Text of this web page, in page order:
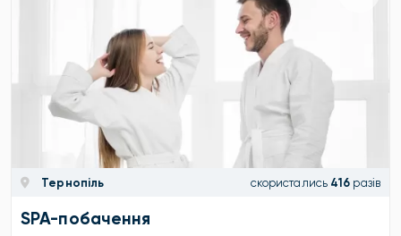
Тернопіль скористались 416 разів
SPA-побачення